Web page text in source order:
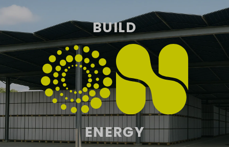
BUILD
ENERGY